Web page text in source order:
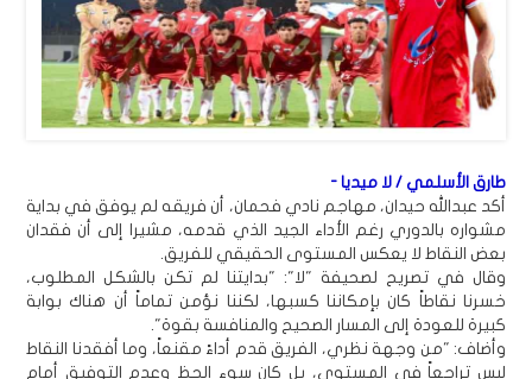
طارق الأسلمي / لا ميديا -
أكد عبدالله حيدان، مهاجم نادي فحمان، أن فريقه لم يوفق في بداية
مشواره بالدوري رغم الأداء الجيد الذي قدمه، مشيرا إلى أن فقدان
بعض النقاط لا يعكس المستوى الحقيقي للفريق.
وقال في تصريح لصحيفة "لا": "بدايتنا لم تكن بالشكل المطلوب،
خسرنا نقاطاً كان بإمكاننا كسبها، لكننا نؤمن تماماً أن هناك بوابة
كبيرة للعودة إلى المسار الصحيح والمنافسة بقوة".
وأضاف: "من وجهة نظري، الفريق قدم أداءً مقنعاً، وما أفقدنا النقاط
ليس تراجعاً في المستوى، بل كان سوء الحظ وعدم التوفيق أمام